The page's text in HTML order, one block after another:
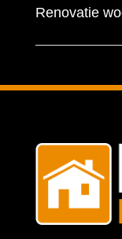
Renovatie